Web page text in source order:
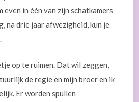
even in één van zijn schatkamers
na drie jaar afwezigheid, kun je
op te ruimen. Dat wil zeggen,
de regie en mijn broer en ik
Er worden spullen